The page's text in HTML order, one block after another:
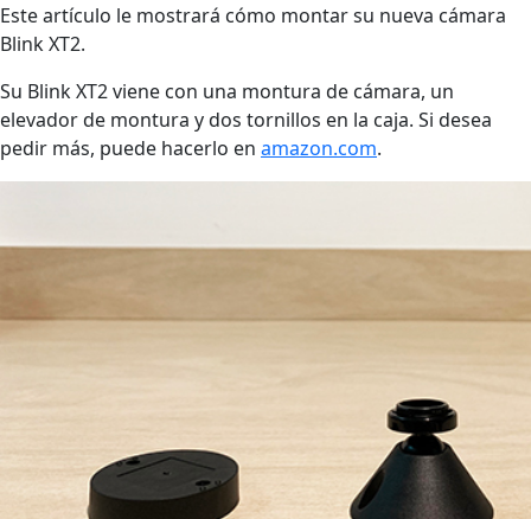
Este artículo le mostrará cómo montar su nueva cámara
Blink XT2.
Su Blink XT2 viene con una montura de cámara, un
elevador de montura y dos tornillos en la caja. Si desea
pedir más, puede hacerlo en amazon.com.